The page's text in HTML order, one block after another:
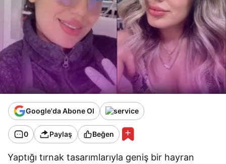
Google'da Abone Ol
0 Paylaş Beğen
Yaptığı tırnak tasarımlarıyla geniş bir hayran